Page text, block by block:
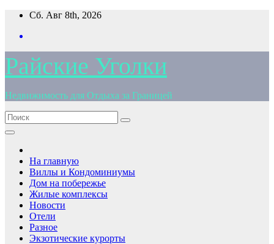
Перейти
содержимому
Сб. Авг 8th, 2026
Райские Уголки
Недвижимость для Отдыха за Границей
На главную
Виллы и Кондоминиумы
Дом на побережье
Жилые комплексы
Новости
Отели
Разное
Экзотические курорты